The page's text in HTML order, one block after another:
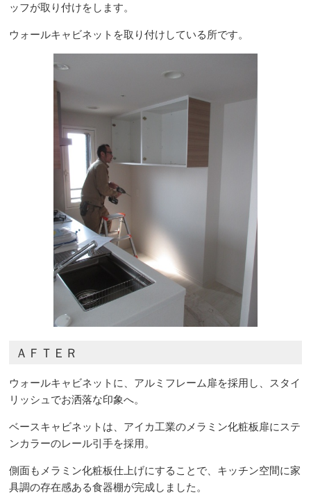
ッフが取り付けをします。
ウォールキャビネットを取り付けしている所です。
ＡＦＴＥＲ
ウォールキャビネットに、アルミフレーム扉を採用し、スタイ
リッシュでお洒落な印象へ。
ベースキャビネットは、アイカ工業のメラミン化粧板扉にステ
ンカラーのレール引手を採用。
側面もメラミン化粧板仕上げにすることで、キッチン空間に家
具調の存在感ある食器棚が完成しました。